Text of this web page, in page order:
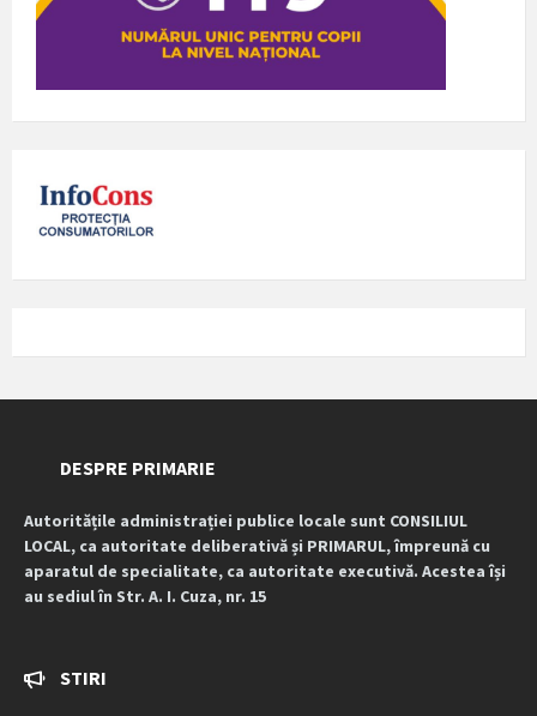
DESPRE PRIMARIE
Autoritățile administrației publice locale sunt CONSILIUL
LOCAL, ca autoritate deliberativă și PRIMARUL, împreună cu
aparatul de specialitate, ca autoritate executivă. Acestea își
au sediul în Str. A. I. Cuza, nr. 15
STIRI